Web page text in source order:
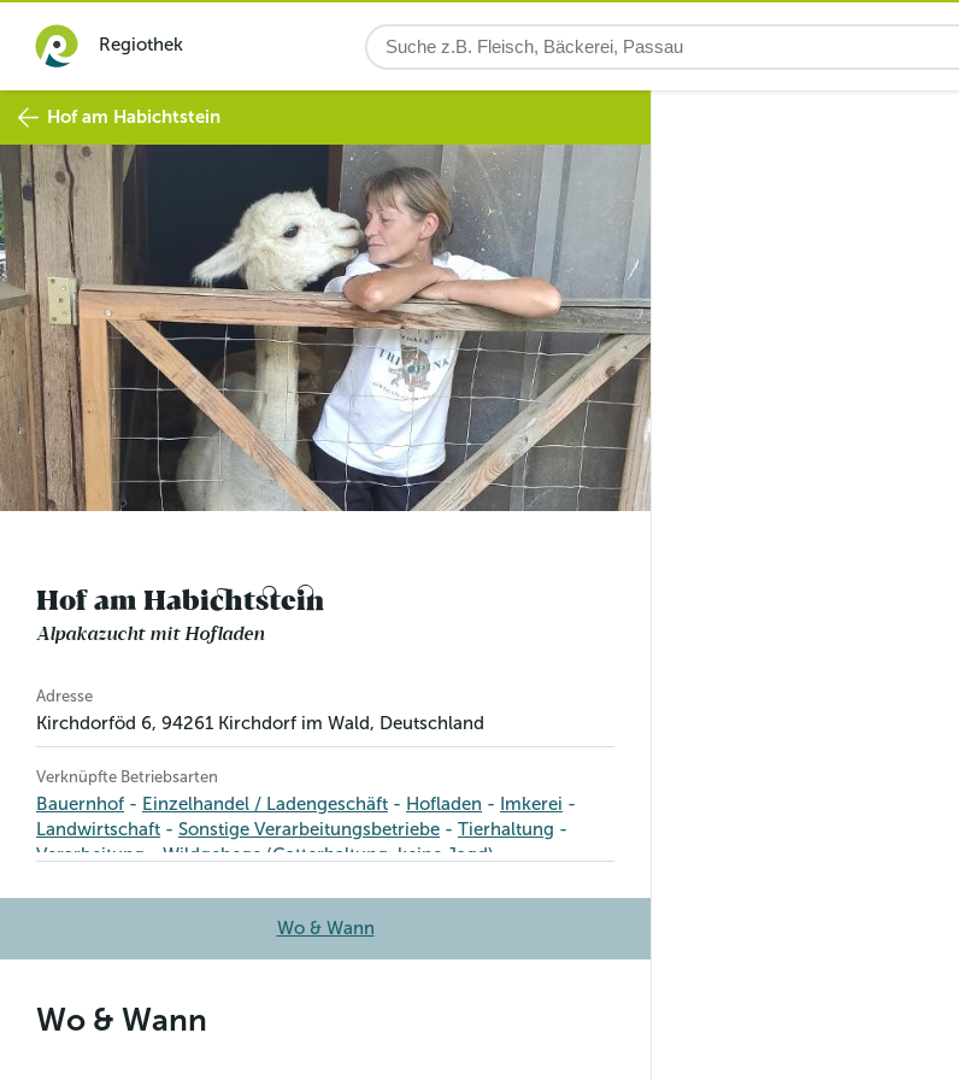
Regiothek
Hof am Habichtstein
Hof am Habichtstein
Alpakazucht mit Hofladen
Betriebsinformation
Adresse
Kirchdorföd 6, 94261 Kirchdorf im Wald, Deutschland
Verknüpfte Betriebsarten
Bauernhof Einzelhandel / Ladengeschäft Hofladen
Imkerei
Landwirtschaft
Sonstige Verarbeitungsbetriebe
Tierhaltung
Verarbeitung
Wildgehege (Gatterhaltung, keine Jagd)
Wo & Wann
Wo & Wann